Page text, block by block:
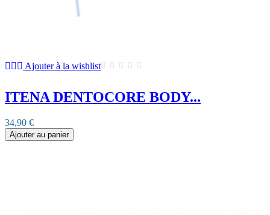
Ajouter à la wishlist
ITENA DENTOCORE BODY...
34,90 €
Ajouter au panier